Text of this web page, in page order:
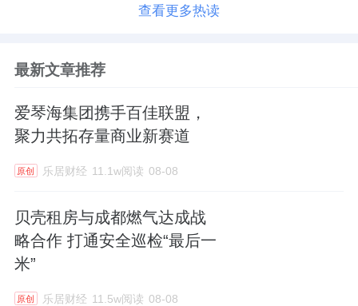
查看更多热读
最新文章推荐
爱琴海集团携手百佳联盟，
聚力共拓存量商业新赛道
原创 乐居财经 11.1w阅读 08-08
贝壳租房与成都燃气达成战
略合作 打通安全巡检“最后一
米”
原创 乐居财经 11.5w阅读 08-08